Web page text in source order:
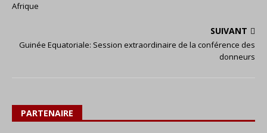
Afrique
SUIVANT
Guinée Equatoriale: Session extraordinaire de la conférence des
donneurs
PARTENAIRE